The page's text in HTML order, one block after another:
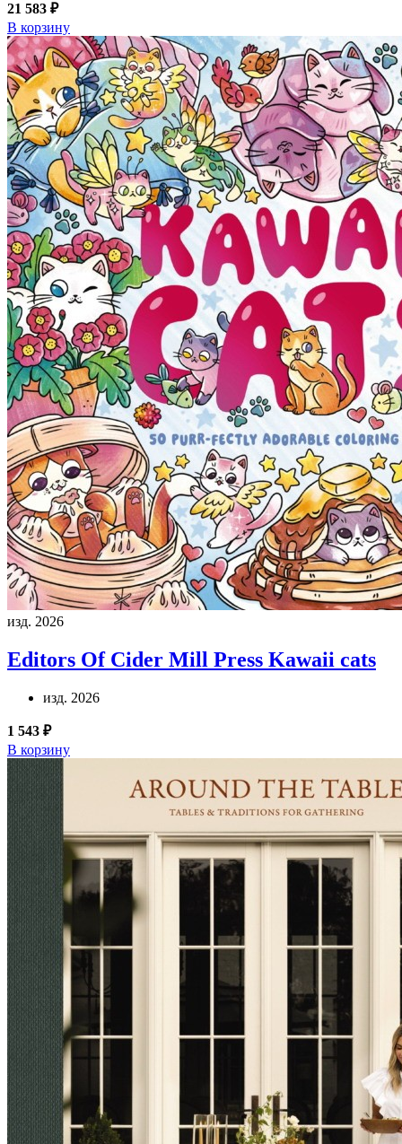
21 583 ₽
В корзину
изд. 2026
Editors Of Cider Mill Press Kawaii cats
изд. 2026
1 543 ₽
В корзину